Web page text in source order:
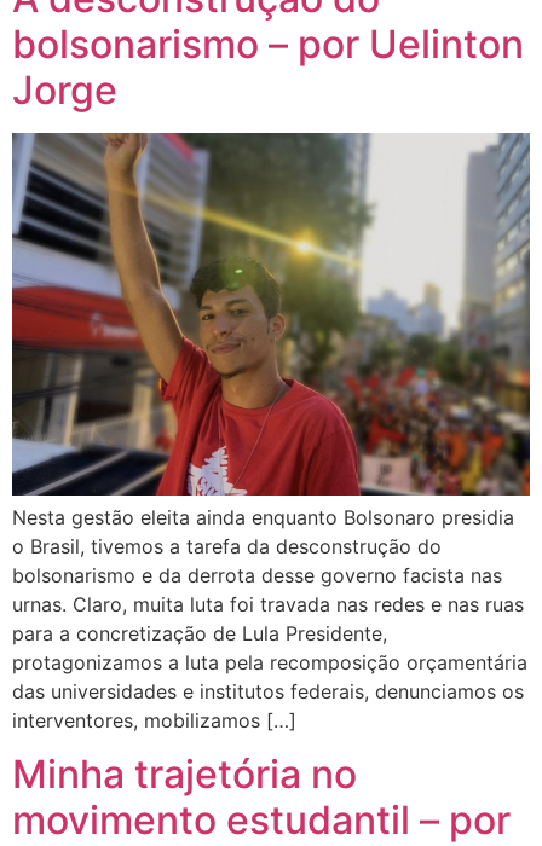
bolsonarismo – por Uelinton
Jorge
Nesta gestão eleita ainda enquanto Bolsonaro presidia
o Brasil, tivemos a tarefa da desconstrução do
bolsonarismo e da derrota desse governo facista nas
urnas. Claro, muita luta foi travada nas redes e nas ruas
para a concretização de Lula Presidente,
protagonizamos a luta pela recomposição orçamentária
das universidades e institutos federais, denunciamos os
interventores, mobilizamos […]
Minha trajetória no
movimento estudantil – por